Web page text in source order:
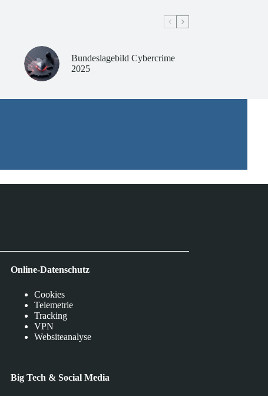
Bundeslagebild Cybercrime
2025
Online-Datenschutz
Cookies
Telemetrie
Tracking
VPN
Websiteanalyse
Big Tech & Social Media